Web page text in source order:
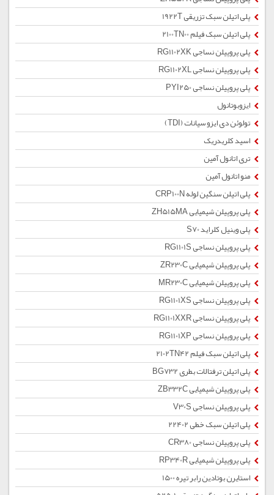
پلی اتیلن سبک تزریقی 1922T
پلی اتیلن سبک فیلم 2100TN00
پلی پروپیلن نساجی RG1102XK
پلی پروپیلن نساجی RG1102XL
پلی پروپیلن نساجی PYI250
ایزوبوتانول
تولوئن دی ایزو سیانات (TDI)
اسید کلریدریک
تری اتانول آمین
منو اتانول آمین
پلی اتیلن سنگین لوله CRP100N
پلی پروپیلن شیمیایی ZH515MA
پلی وینیل کلراید S70
پلی پروپیلن نساجی RG1101S
پلی پروپیلن شیمیایی ZR230C
پلی پروپیلن شیمیایی MR230C
پلی پروپیلن نساجی RG1101XS
پلی پروپیلن نساجی RG1101XXR
پلی پروپیلن نساجی RG1101XP
پلی اتیلن سبک فیلم 2102TN42
پلی اتیلن ترفتالات بطری BG732
پلی پروپیلن شیمیایی ZB332C
پلی پروپیلن نساجی V30S
پلی اتیلن سبک خطی 22402
پلی پروپیلن نساجی CR380
پلی پروپیلن شیمیایی RP340R
استایرن بوتادین رابر تیره 1500